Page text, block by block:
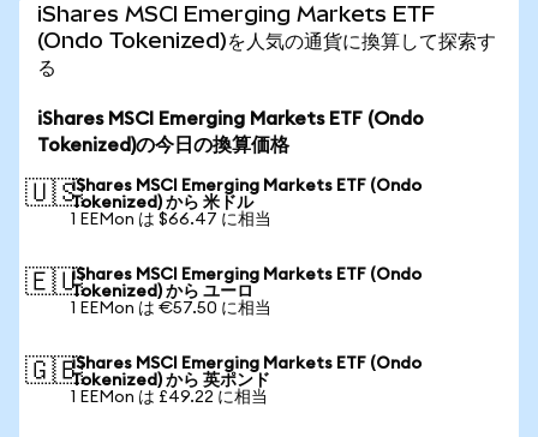
iShares MSCI Emerging Markets ETF
(Ondo Tokenized)を人気の通貨に換算して探索す
る
iShares MSCI Emerging Markets ETF (Ondo
Tokenized)の今日の換算価格
🇺🇸iShares MSCI Emerging Markets ETF (Ondo
Tokenized) から 米ドル
1 EEMon は $66.47 に相当
🇪🇺iShares MSCI Emerging Markets ETF (Ondo
Tokenized) から ユーロ
1 EEMon は €57.50 に相当
🇬🇧iShares MSCI Emerging Markets ETF (Ondo
Tokenized) から 英ポンド
1 EEMon は £49.22 に相当